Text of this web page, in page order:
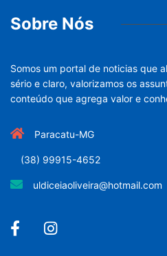
Sobre Nós
Somos um portal de noticias que
sério e claro, valorizamos os
conteúdo que agrega valor e
Paracatu-MG
(38) 99915-4652
uldiceiaoliveira@hotmail.com